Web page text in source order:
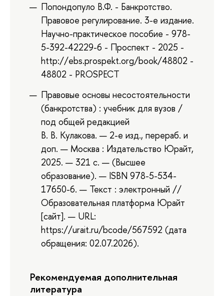
Попондопуло В.Ф. - Банкротство.
Правовое регулирование. 3-е издание.
Научно-практическое пособие - 978-
5-392-42229-6 - Проспект - 2025 -
http://ebs.prospekt.org/book/48802 -
48802 - PROSPECT
Правовые основы несостоятельности
(банкротства) : учебник для вузов /
под общей редакцией
В. В. Кулакова. — 2-е изд., перераб. и
доп. — Москва : Издательство Юрайт,
2025. — 321 с. — (Высшее
образование). — ISBN 978-5-534-
17650-6. — Текст : электронный //
Образовательная платформа Юрайт
[сайт]. — URL:
https://urait.ru/bcode/567592 (дата
обращения: 02.07.2026).
Рекомендуемая дополнительная
литература